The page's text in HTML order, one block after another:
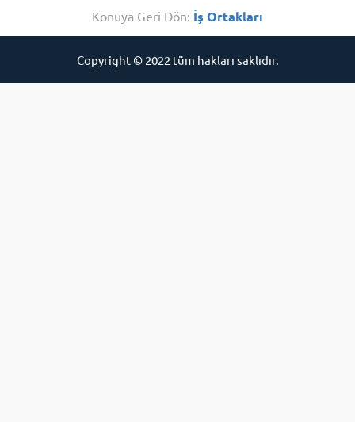
Konuya Geri Dön: İş Ortakları
Copyright © 2022 tüm hakları saklıdır.